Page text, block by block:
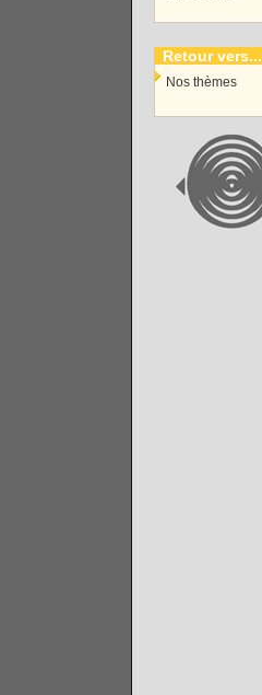
Retour vers...
Nos thèmes